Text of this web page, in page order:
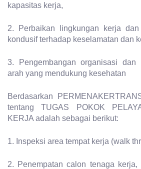
kapasitas kerja,
2. Perbaikan lingkungan kerja
kondusif terhadap keselamatan dan
3. Pengembangan organisasi
arah yang mendukung kesehatan
Berdasarkan
tentang TUGAS POKOK
KERJA adalah sebagai berikut:
1. Inspeksi area tempat kerja (walk
2. Penempatan calon tenaga kerja,